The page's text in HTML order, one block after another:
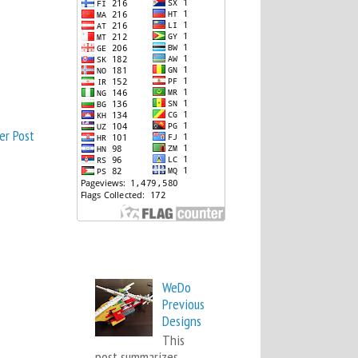
Post
WeDo
Previous
Designs
This